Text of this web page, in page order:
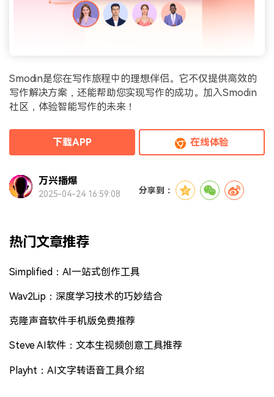
Smodin是您在写作旅程中的理想伴侣。它不仅提供高效的
写作解决方案，还能帮助您实现写作的成功。加入Smodin
社区，体验智能写作的未来！
下载APP 在线体验
万兴播爆
2025-04-24 16:59:08 分享到：
热门文章推荐
Simplified：AI一站式创作工具
Wav2Lip：深度学习技术的巧妙结合
克隆声音软件手机版免费推荐
Steve AI软件：文本生视频创意工具推荐
Playht：AI文字转语音工具介绍